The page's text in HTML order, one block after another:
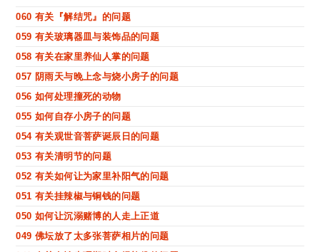
060 有关『解结咒』的问题
059 有关玻璃器皿与装饰品的问题
058 有关在家里养仙人掌的问题
057 阴雨天与晚上念与烧小房子的问题
056 如何处理撞死的动物
055 如何自存小房子的问题
054 有关观世音菩萨诞辰日的问题
053 有关清明节的问题
052 有关如何让为家里补阳气的问题
051 有关挂辣椒与铜钱的问题
050 如何让沉溺赌博的人走上正道
049 佛坛放了太多张菩萨相片的问题